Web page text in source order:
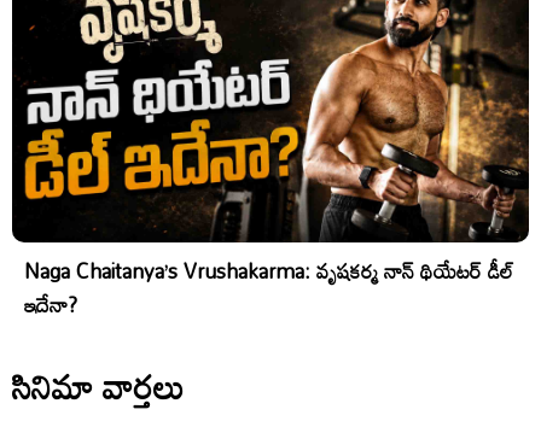
Naga Chaitanya’s Vrushakarma: వృషకర్మ నాన్ థియేటర్ డీల్
ఇదేనా?
సినిమా వార్తలు